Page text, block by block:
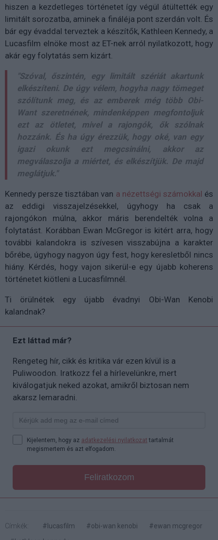
hiszen a kezdetleges történetet így végül átültették egy
limitált sorozatba, aminek a fináléja pont szerdán volt. És
bár egy évaddal terveztek a készítők, Kathleen Kennedy, a
Lucasfilm elnöke most az ET-nek arról nyilatkozott, hogy
akár egy folytatás sem kizárt.
"Szóval, őszintén, egy limitált szériát akartunk
elkészíteni. De úgy vélem, hogyha nagy tömeget
szólítunk meg, és az emberek még több Obi-
Want szeretnének, mindenképpen megfontoljuk
ezt az ötletet, mivel a rajongók, ők szólnak
hozzánk. És ha úgy érezzük, hogy oké, van egy
igazi okunk ezt megcsinálni, akkor az
megválaszolja a miértet, és elkészítjük. De majd
meglátjuk."
Kennedy persze tisztában van a nézettségi számokkal és
az eddigi visszajelzésekkel, úgyhogy ha csak a
rajongókon múlna, akkor máris berendelték volna a
folytatást. Korábban Ewan McGregor is kitért arra, hogy
további kalandokra is szívesen visszabújna a karakter
bőrébe, úgyhogy nagyon úgy fest, hogy keresletből nincs
hiány. Kérdés, hogy vajon sikerül-e egy újabb koherens
történetet kiötleni a Lucasfilmnél.
Ti örülnétek egy újabb évadnyi Obi-Wan Kenobi
kalandnak?
Ezt láttad már?
Rengeteg hír, cikk és kritika vár ezen kívül is a
Puliwoodon. Iratkozz fel a hírlevelünkre, mert
kiválogatjuk neked azokat, amikről biztosan nem
akarsz lemaradni.
Kijelentem, hogy az adatkezelési nyilatkozat tartalmát
megismertem és azt elfogadom.
Feliratkozom
Címkék: #lucasfilm #obi-wan kenobi
#ewan mcgregor